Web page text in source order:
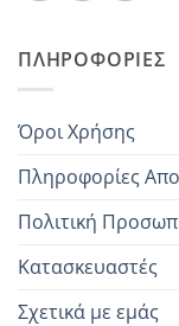
ΠΛΗΡΟΦΟΡΊΕΣ
Όροι Χρήσης
Πληροφορίες
Πολιτική
Κατασκευαστές
Σχετικά με εμάς